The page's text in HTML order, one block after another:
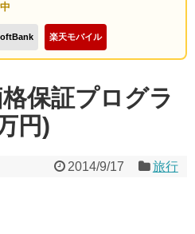
楽天モバイル
保証プログラ
円)
2014/9/17 旅行